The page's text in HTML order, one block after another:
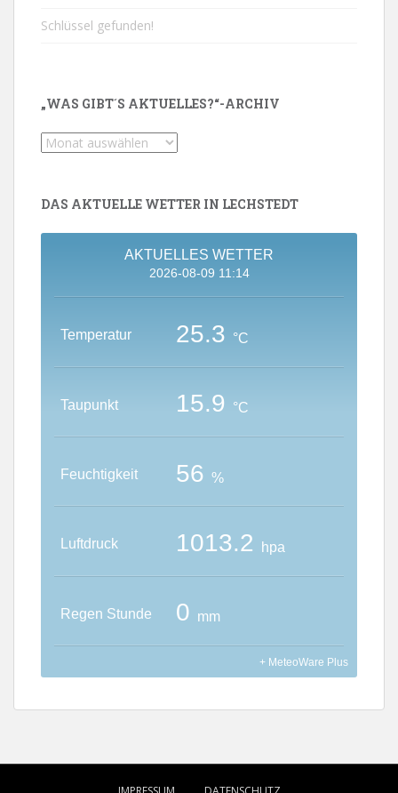
Schlüssel gefunden!
„WAS GIBT´S AKTUELLES?“-ARCHIV
„Was
Aktuelles?“-
DAS AKTUELLE WETTER IN LECHSTEDT